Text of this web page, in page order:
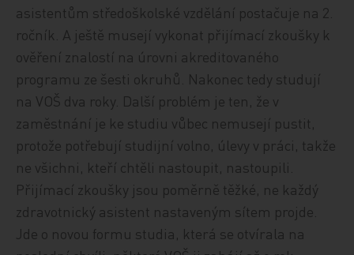
asistentům středoškolské vzdělání postačuje na 2.
ročník. A ještě musejí vykonat přijímací zkoušky k
ověření znalostí na úrovni akreditovaného
programu ze šesti okruhů. Nakonec tedy studují
na VOŠ dva roky. Další problém je ten, že v
zaměstnání je ke studiu vůbec nemusejí pustit,
protože potřebují studijní volno, úlevy v práci, takže
ne všichni, kteří chtěli nastoupit, nastoupili.
Přijímací zkoušky jsou poměrně těžké, ne každý
zdravotnický asistent nastaveným sítem projde.
Jde o novou formu studia, která se otvírala na